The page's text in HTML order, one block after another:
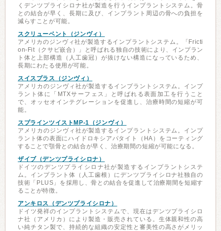
くデンツプライシロナ社が製造を行うインプラントシステム。骨
との結合が早く、長期に及び、インプラント周辺の骨への負担を
減らすことが可能。
スクリューベント（ジンヴィ）
アメリカのジンヴィ社が製造するインプラントシステム。「Fricti
on-Fit（クサビ嵌合）」と呼ばれる独自の技術により、インプラン
ト体と上部構造（人工歯冠）が抜けない構造になっているため、
長期にわたる使用が可能。
スイスプラス（ジンヴィ）
アメリカのジンヴィ社が製造するインプラントシステム。インプ
ラント体に「MTXサーフェス」と呼ばれる表面加工を行うこと
で、オッセオインテグレーションを促進し、治療時間の短縮が可
能。
スプラインツイストMP-1（ジンヴィ）
アメリカのジンヴィ社が製造するインプラントシステム。インプ
ラント体の表面にハイドロキシアパタイト（HA）をコーティング
することで顎骨との結合が早く、治療期間の短縮が可能になる。
ザイブ（デンツプライシロナ）
ドイツのデンツプライシロナ社が製造するインプラントシステ
ム。インプラント体（人工歯根）にデンツプライシロナ社独自の
技術「PLUS」を採用し、骨との結合を促進して治療期間を短縮す
ることが特徴。
アンキロス（デンツプライシロナ）
ドイツ発祥のインプラントシステムで、現在はデンツプライシロ
ナ社（アメリカ）により製造・販売されている。生体親和性の高
い純チタン製で、持続的な組織の安定性と審美性の高さがメリッ